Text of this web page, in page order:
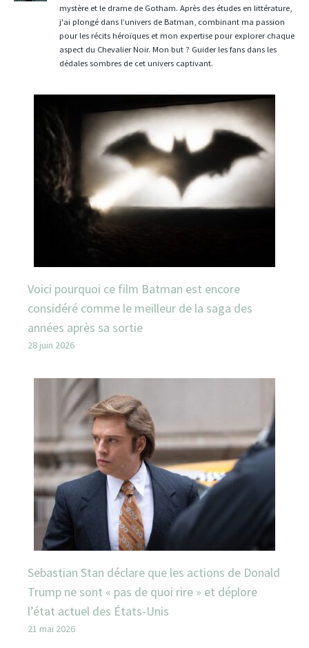
mystère et le drame de Gotham. Après des études en littérature,
j'ai plongé dans l’univers de Batman, combinant ma passion
pour les récits héroïques et mon expertise pour explorer chaque
aspect du Chevalier Noir. Mon but ? Guider les fans dans les
dédales sombres de cet univers captivant.
Voici pourquoi ce film Batman est encore
considéré comme le meilleur de la saga des
années après sa sortie
28 juin 2026
Sebastian Stan déclare que les actions de Donald
Trump ne sont « pas de quoi rire » et déplore
l’état actuel des États-Unis
21 mai 2026